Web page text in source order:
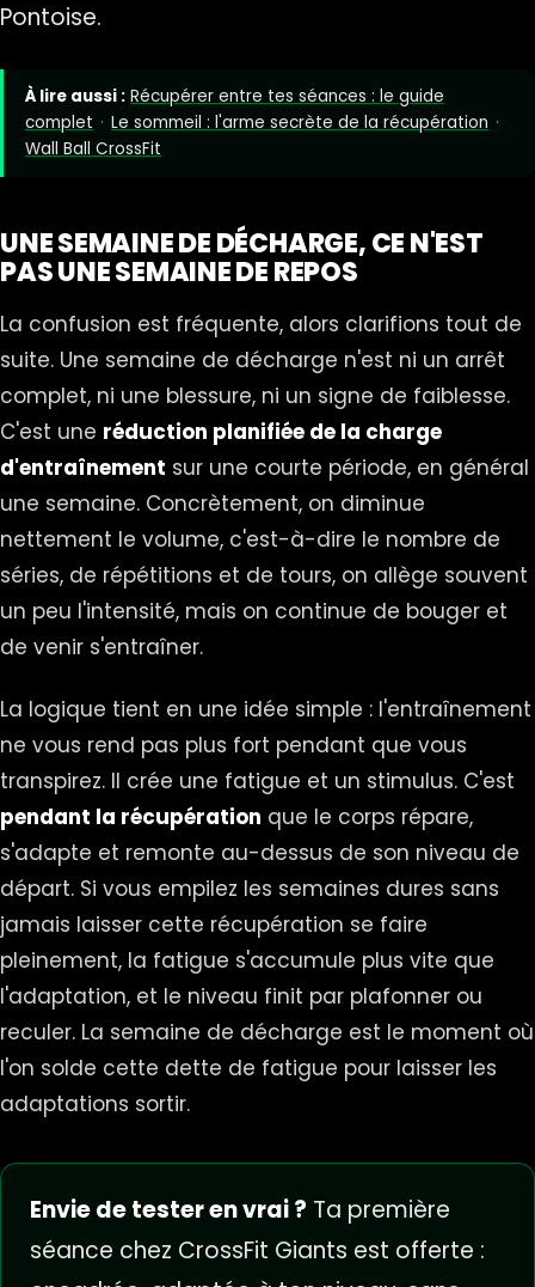
Pontoise.
À lire aussi : Récupérer entre tes séances : le guide
complet · Le sommeil : l'arme secrète de la récupération ·
Wall Ball CrossFit
UNE SEMAINE DE DÉCHARGE, CE N'EST
PAS UNE SEMAINE DE REPOS
La confusion est fréquente, alors clarifions tout de
suite. Une semaine de décharge n'est ni un arrêt
complet, ni une blessure, ni un signe de faiblesse.
C'est une réduction planifiée de la charge
d'entraînement sur une courte période, en général
une semaine. Concrètement, on diminue
nettement le volume, c'est-à-dire le nombre de
séries, de répétitions et de tours, on allège souvent
un peu l'intensité, mais on continue de bouger et
de venir s'entraîner.
La logique tient en une idée simple : l'entraînement
ne vous rend pas plus fort pendant que vous
transpirez. Il crée une fatigue et un stimulus. C'est
pendant la récupération que le corps répare,
s'adapte et remonte au-dessus de son niveau de
départ. Si vous empilez les semaines dures sans
jamais laisser cette récupération se faire
pleinement, la fatigue s'accumule plus vite que
l'adaptation, et le niveau finit par plafonner ou
reculer. La semaine de décharge est le moment où
l'on solde cette dette de fatigue pour laisser les
adaptations sortir.
Envie de tester en vrai ? Ta première
séance chez CrossFit Giants est offerte :